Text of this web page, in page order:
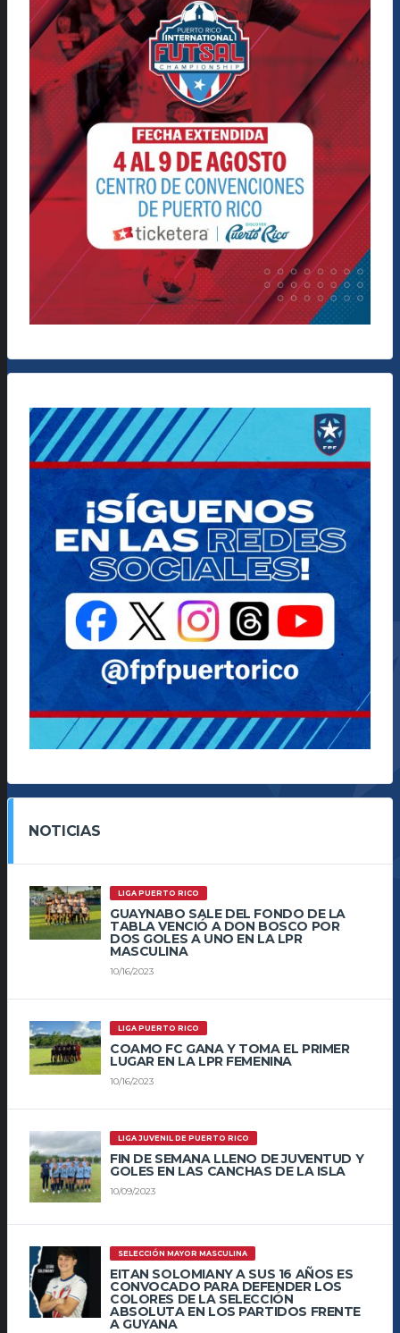
NOTICIAS
LIGA PUERTO RICO
GUAYNABO SALE DEL FONDO DE LA
TABLA VENCIÓ A DON BOSCO POR
DOS GOLES A UNO EN LA LPR
MASCULINA
10/16/2023
LIGA PUERTO RICO
COAMO FC GANA Y TOMA EL PRIMER
LUGAR EN LA LPR FEMENINA
10/16/2023
LIGA JUVENIL DE PUERTO RICO
FIN DE SEMANA LLENO DE JUVENTUD Y
GOLES EN LAS CANCHAS DE LA ISLA
10/09/2023
SELECCIÓN MAYOR MASCULINA
EITAN SOLOMIANY A SUS 16 AÑOS ES
CONVOCADO PARA DEFENDER LOS
COLORES DE LA SELECCIÓN
ABSOLUTA EN LOS PARTIDOS FRENTE
A GUYANA